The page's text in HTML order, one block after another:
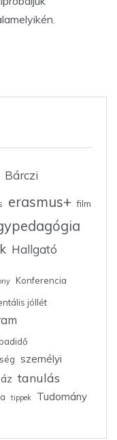
Bárczi
erasmus+ film
Hallgató
Konferencia
jóllét
személyi
tanulás
tippek Tudomány